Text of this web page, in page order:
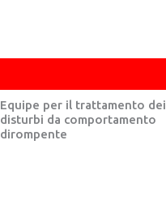
Equipe per il trattamento dei
disturbi da comportamento
dirompente